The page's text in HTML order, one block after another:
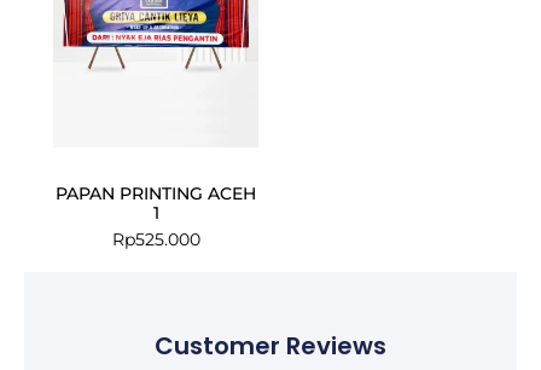
PAPAN PRINTING ACEH
1
Rp525.000
Customer Reviews